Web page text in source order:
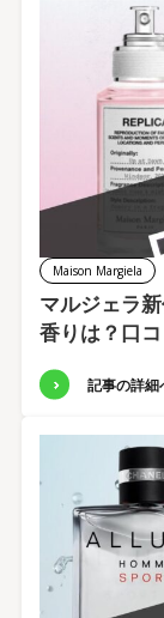
Maison Margiela
マルジェラ
香りは？口
記事の詳細